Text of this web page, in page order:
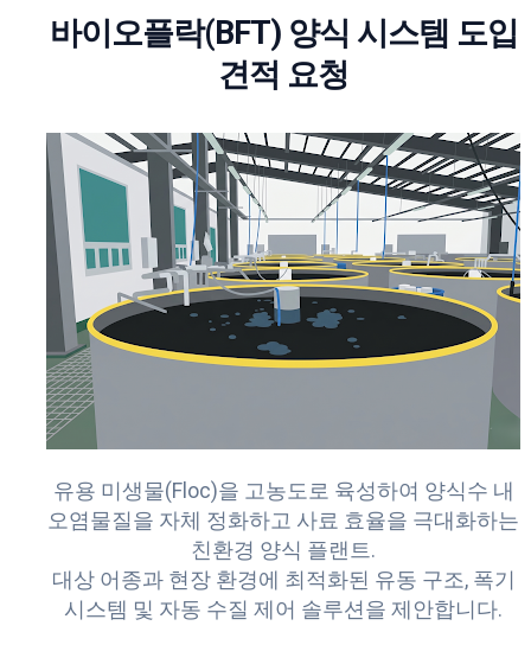
바이오플락(BFT) 양식 시스템 도입
견적 요청
유용 미생물(Floc)을 고농도로 육성하여 양식수 내
오염물질을 자체 정화하고 사료 효율을 극대화하는
친환경 양식 플랜트.
대상 어종과 현장 환경에 최적화된 유동 구조, 폭기
시스템 및 자동 수질 제어 솔루션을 제안합니다.